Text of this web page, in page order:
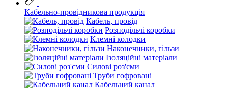
Кабельно-провідникова продукція
Кабель, провід
Розподільчі коробки
Клемні колодки
Наконечники, гільзи
Ізоляційні матеріали
Силові роз'єми
Труби гофровані
Кабельний канал